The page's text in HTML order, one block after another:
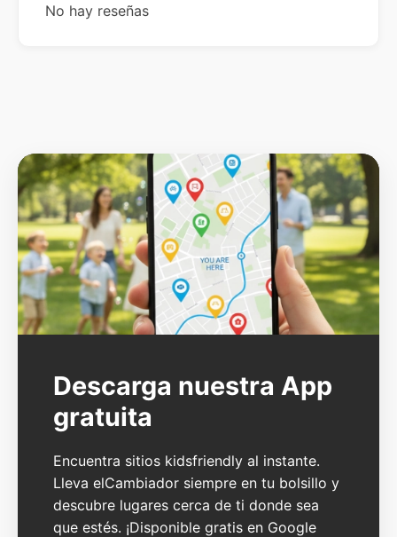
No hay reseñas
Descarga nuestra App
gratuita
Encuentra sitios kidsfriendly al instante.
Lleva elCambiador siempre en tu bolsillo y
descubre lugares cerca de ti donde sea
que estés. ¡Disponible gratis en Google